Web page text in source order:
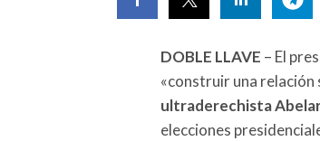
DOBLE LLAVE – El
«construir una relación
ultraderechista
elecciones